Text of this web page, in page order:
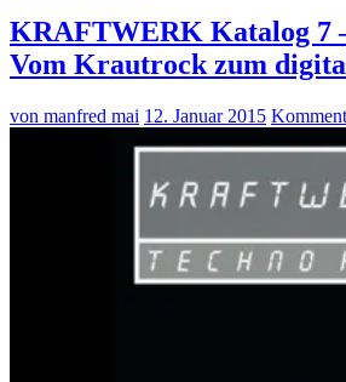
KRAFTWERK Katalog 7
Vom Krautrock zum
von manfred mai 12. Januar 2015